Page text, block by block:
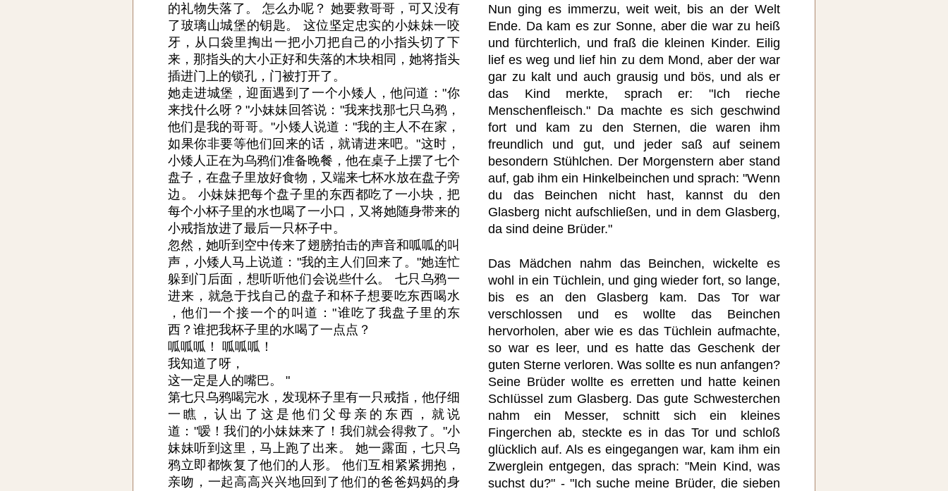
的礼物失落了。 怎么办呢？ 她要救哥哥，可又没有
了玻璃山城堡的钥匙。 这位坚定忠实的小妹妹一咬
牙，从口袋里掏出一把小刀把自己的小指头切了下
来，那指头的大小正好和失落的木块相同，她将指头
插进门上的锁孔，门被打开了。
她走进城堡，迎面遇到了一个小矮人，他问道："你
来找什么呀？"小妹妹回答说："我来找那七只乌鸦，
他们是我的哥哥。"小矮人说道："我的主人不在家，
如果你非要等他们回来的话，就请进来吧。"这时，
小矮人正在为乌鸦们准备晚餐，他在桌子上摆了七个
盘子，在盘子里放好食物，又端来七杯水放在盘子旁
边。 小妹妹把每个盘子里的东西都吃了一小块，把
每个小杯子里的水也喝了一小口，又将她随身带来的
小戒指放进了最后一只杯子中。
忽然，她听到空中传来了翅膀拍击的声音和呱呱的叫
声，小矮人马上说道："我的主人们回来了。"她连忙
躲到门后面，想听听他们会说些什么。 七只乌鸦一
进来，就急于找自己的盘子和杯子想要吃东西喝水
，他们一个接一个的叫道："谁吃了我盘子里的东
西？谁把我杯子里的水喝了一点点？
呱呱呱！ 呱呱呱！
我知道了呀，
这一定是人的嘴巴。 "
第七只乌鸦喝完水，发现杯子里有一只戒指，他仔细
一瞧，认出了这是他们父母亲的东西，就说
道："嗳！我们的小妹妹来了！我们就会得救了。"小
妹妹听到这里，马上跑了出来。 她一露面，七只乌
鸦立即都恢复了他们的人形。 他们互相紧紧拥抱，
亲吻，一起高高兴兴地回到了他们的爸爸妈妈的身
Nun ging es immerzu, weit weit, bis an der Welt
Ende. Da kam es zur Sonne, aber die war zu heiß
und fürchterlich, und fraß die kleinen Kinder. Eilig
lief es weg und lief hin zu dem Mond, aber der war
gar zu kalt und auch grausig und bös, und als er
das Kind merkte, sprach er: "Ich rieche
Menschenfleisch." Da machte es sich geschwind
fort und kam zu den Sternen, die waren ihm
freundlich und gut, und jeder saß auf seinem
besondern Stühlchen. Der Morgenstern aber stand
auf, gab ihm ein Hinkelbeinchen und sprach: "Wenn
du das Beinchen nicht hast, kannst du den
Glasberg nicht aufschließen, und in dem Glasberg,
da sind deine Brüder."
Das Mädchen nahm das Beinchen, wickelte es
wohl in ein Tüchlein, und ging wieder fort, so lange,
bis es an den Glasberg kam. Das Tor war
verschlossen und es wollte das Beinchen
hervorholen, aber wie es das Tüchlein aufmachte,
so war es leer, und es hatte das Geschenk der
guten Sterne verloren. Was sollte es nun anfangen?
Seine Brüder wollte es erretten und hatte keinen
SchIüssel zum Glasberg. Das gute Schwesterchen
nahm ein Messer, schnitt sich ein kleines
Fingerchen ab, steckte es in das Tor und schloß
glücklich auf. Als es eingegangen war, kam ihm ein
Zwerglein entgegen, das sprach: "Mein Kind, was
suchst du?" - "Ich suche meine Brüder, die sieben